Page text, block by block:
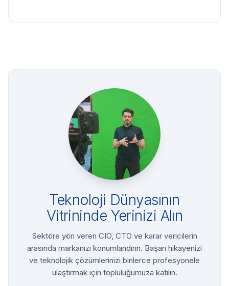
Teknoloji Dünyasının
Vitrininde Yerinizi Alın
Sektöre yön veren CIO, CTO ve karar vericilerin
arasında markanızı konumlandırın. Başarı hikayenizi
ve teknolojik çözümlerinizi binlerce profesyonele
ulaştırmak için topluluğumuza katılın.